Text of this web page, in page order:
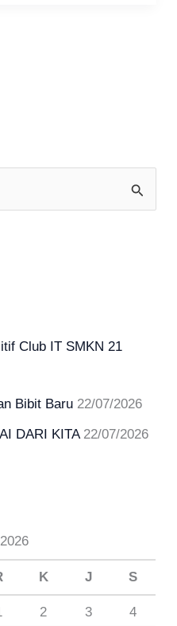
Club IT SMKN 21
Bibit Baru 22/07/2026
DARI KITA 22/07/2026
K J S
2 3
4